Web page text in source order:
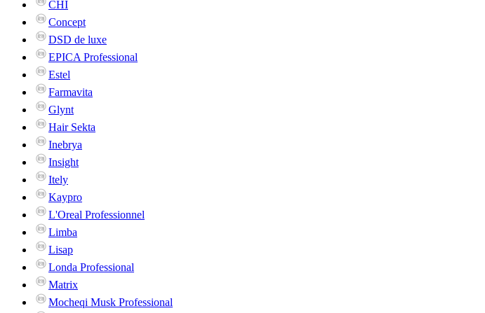
CHI
Concept
DSD de luxe
EPICA Professional
Estel
Farmavita
Glynt
Hair Sekta
Inebrya
Insight
Itely
Kaypro
L'Oreal Professionnel
Limba
Lisap
Londa Professional
Matrix
Mocheqi Musk Professional